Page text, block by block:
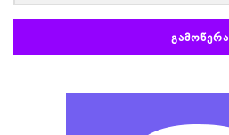
ᲒᲐᲛᲝᲬᲔᲠᲐ